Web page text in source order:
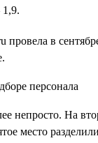
в
непросто. На
место